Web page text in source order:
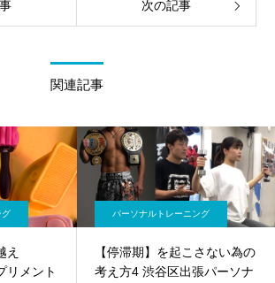
次の記事
関連記事
グ
え
メント
パーソナルトレーニング
【停滞期】を起こさない為の
考え方4 渋谷区出張パーソナ